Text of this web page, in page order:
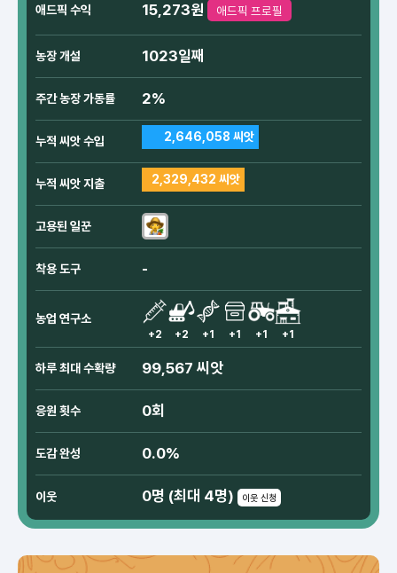
애드픽 수익 15,273원 애드픽 프로필
농장 개설 1023일째
주간 농장 가동률 2%
누적 씨앗 수입 2,646,058 씨앗
누적 씨앗 지출 2,329,432 씨앗
고용된 일꾼
착용 도구 -
농업 연구소
+2 +2 +1 +1 +1 +1
하루 최대 수확량 99,567 씨앗
응원 횟수 0회
도감 완성 0.0%
이웃 0명 (최대 4명) 이웃 신청